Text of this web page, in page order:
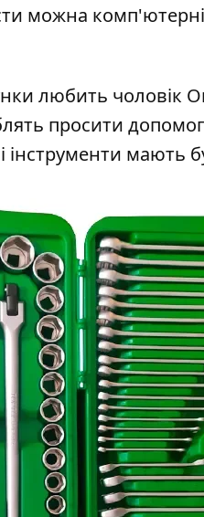
можна комп'ютерні
любить чоловік
просити
інструменти мають